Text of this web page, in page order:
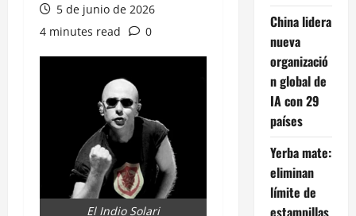
5 de junio de 2026
4 minutes read
0
El Indio Solari
China lidera
nueva
organizació
n global de
IA con 29
países
Yerba mate:
eliminan
límite de
estampillas